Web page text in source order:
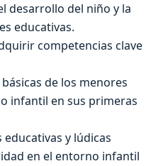
desarrollo del niño y la
educativas.
competencias clave
de los menores
infantil en sus primeras
educativas y lúdicas
en el entorno infantil